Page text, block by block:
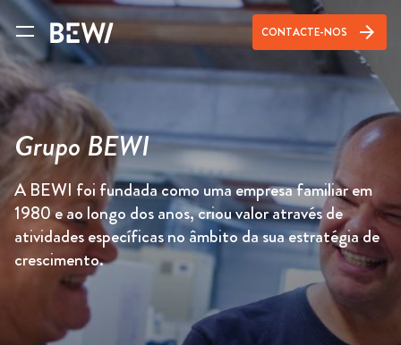
CONTACTE-NOS arrow_forward
Grupo BEWI
A BEWI foi fundada como uma empresa familiar em
1980 e ao longo dos anos, criou valor através de
atividades específicas no âmbito da sua estratégia de
crescimento.